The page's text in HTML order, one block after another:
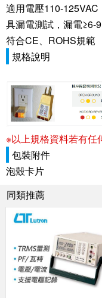
適用電壓110-125VAC
具漏電測試，漏電≥6-
符合CE、ROHS規範
規格說明
※以上規格資料若有任
包裝附件
泡殼卡片
同類推薦